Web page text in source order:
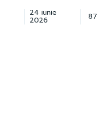
24 iunie
2026 87